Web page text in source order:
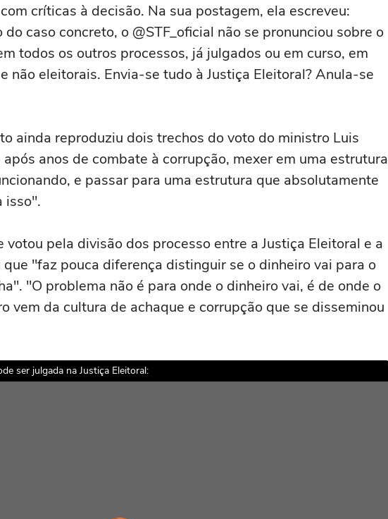
críticas à decisão. Na sua postagem, ela escreveu:
caso concreto, o @STF_oficial não se pronunciou sobre o
todos os outros processos, já julgados ou em curso, em
não eleitorais. Envia-se tudo à Justiça Eleitoral? Anula-se
ainda reproduziu dois trechos do voto do ministro Luis
anos de combate à corrupção, mexer em uma estrutura
e passar para uma estrutura que absolutamente
isso".
votou pela divisão dos processo entre a Justiça Eleitoral e a
"faz pouca diferença distinguir se o dinheiro vai para o
"O problema não é para onde o dinheiro vai, é de onde o
vem da cultura de achaque e corrupção que se disseminou
ser julgada na Justiça Eleitoral: